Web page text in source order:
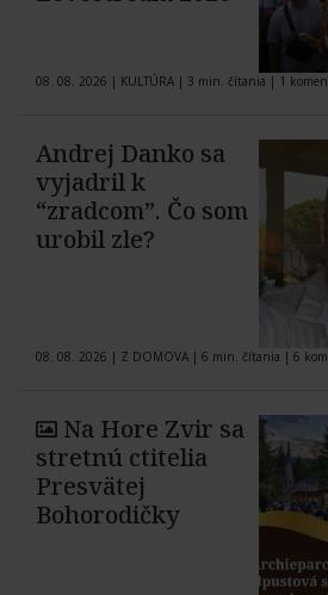
08. 08. 2026 | KULTÚRA | 3 min. čítania | 1
Andrej Danko sa
vyjadril k
“zradcom”. Čo som
urobil zle?
08. 08. 2026 | Z DOMOVA | 6 min. čítania | 6
Na Hore Zvir sa
stretnú ctitelia
Presvätej
Bohorodičky